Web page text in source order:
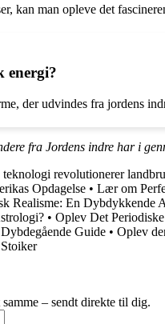
kan man opleve det
energi?
der udvindes fra jordens
fra Jordens indre har i
revolutionerer
Opdagelse • Lær om
Realisme: En Dybdykkende
• Oplev Det
Guide • Oplev
– sendt direkte til dig.